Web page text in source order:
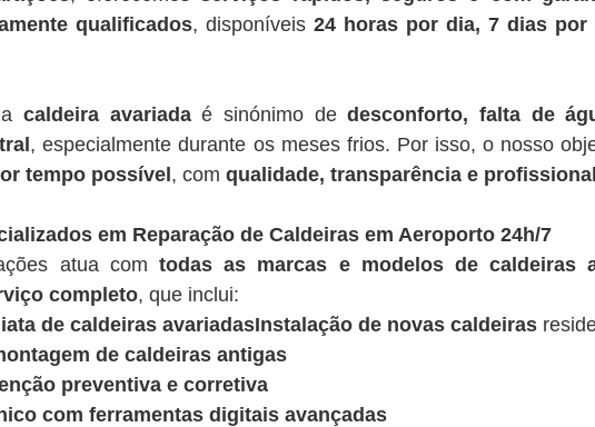
qualificados, disponíveis 24 horas por dia, 7 dias por
caldeira avariadaé sinónimo dedesconforto, falta de
, especialmente durante os meses frios. Por isso, o nosso
tempo possível , com qualidade, transparência e
em Reparação de Caldeiras em Aeroporto 24h/7
atua com todas as marcas e modelos de caldeiras
completo, que inclui:
de caldeiras avariadasInstalação de novas caldeiras
de caldeiras antigas
preventiva e corretiva
com ferramentas digitais avançadas